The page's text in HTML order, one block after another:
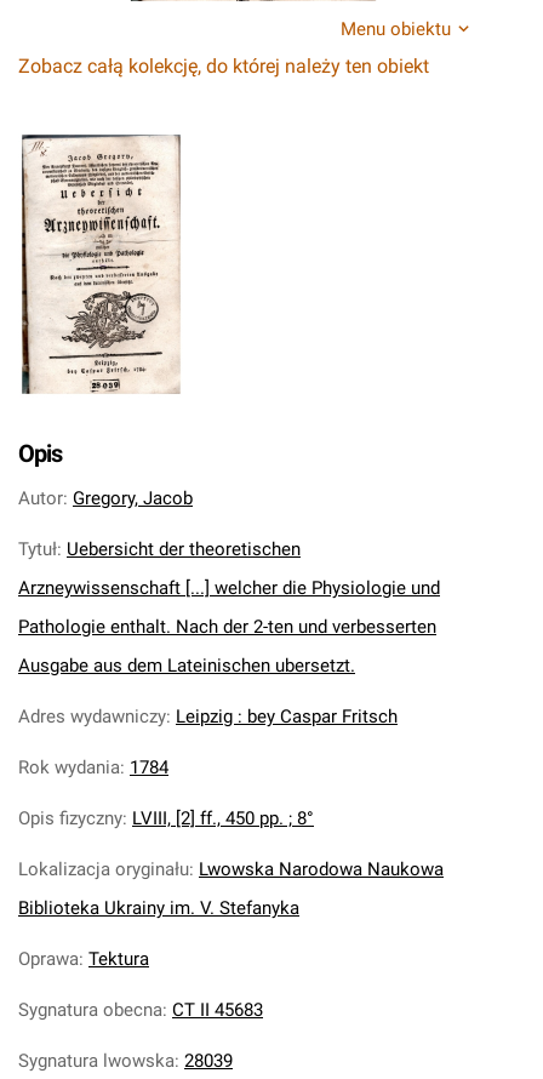
Menu obiektu
Zobacz całą kolekcję, do której należy ten obiekt
Opis
Autor: Gregory, Jacob
Tytuł: Uebersicht der theoretischen
Arzneywissenschaft [...] welcher die Physiologie und
Pathologie enthalt. Nach der 2-ten und verbesserten
Ausgabe aus dem Lateinischen ubersetzt.
Adres wydawniczy: Leipzig : bey Caspar Fritsch
Rok wydania: 1784
Opis fizyczny: LVIII, [2] ff., 450 pp. ; 8°
Lokalizacja oryginału: Lwowska Narodowa Naukowa
Biblioteka Ukrainy im. V. Stefanyka
Oprawa: Tektura
Sygnatura obecna: CT II 45683
Sygnatura lwowska: 28039